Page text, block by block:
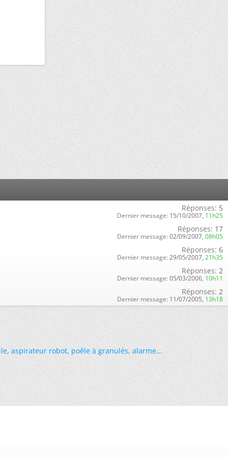
Réponses: 5
Dernier message: 15/10/2007, 11h25
Réponses: 17
Dernier message: 02/09/2007, 08h05
Réponses: 6
Dernier message: 29/05/2007, 21h35
Réponses: 2
Dernier message: 05/03/2006, 10h11
Réponses: 2
Dernier message: 11/07/2005, 13h18
,aspirateur robot,poêle à granulés,alarme...